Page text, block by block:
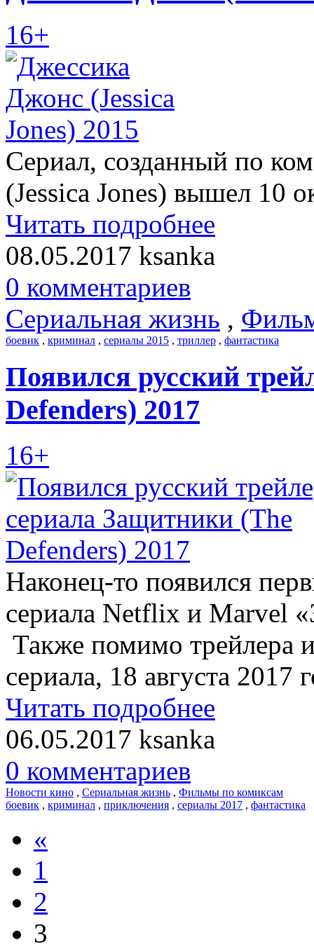
16+
Сериал, созданный по
(Jessica Jones) вышел 10
Читать подробнее
08.05.2017 ksanka
0 комментариев
Сериальная жизнь ,
боевик , криминал , сериалы 2015 , триллер , фантастика
Появился русский
Defenders) 2017
16+
Наконец-то появился
сериала Netflix и Marvel
Также помимо трейлера
сериала, 18 августа 2017
Читать подробнее
06.05.2017 ksanka
0 комментариев
Новости кино , Сериальная жизнь , Фильмы по комиксам
боевик , криминал , приключения , сериалы 2017 , фантастика
«
1
2
3